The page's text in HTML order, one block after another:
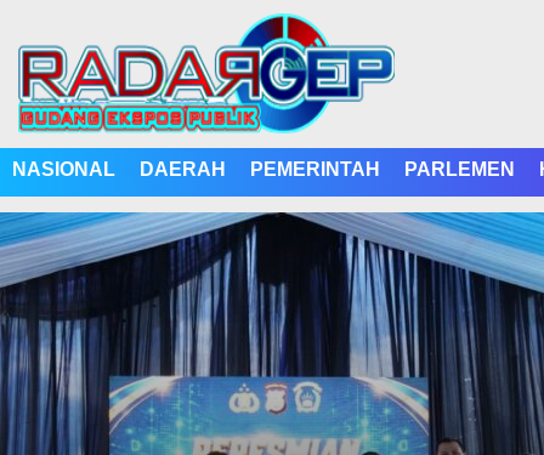
NASIONAL DAERAH PEMERINTAH PARLEMEN